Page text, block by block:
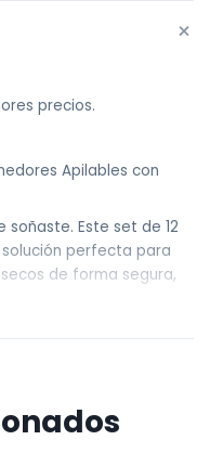
+
precios.
Apilables con
Este set de 12
perfecta para
de forma segura,
y con sistema de
tu despensa
de calidad